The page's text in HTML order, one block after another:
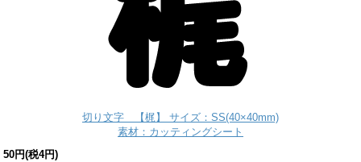
切り文字 【梶】 サイズ：SS(40×40mm)
素材：カッティングシート
50円(税4円)